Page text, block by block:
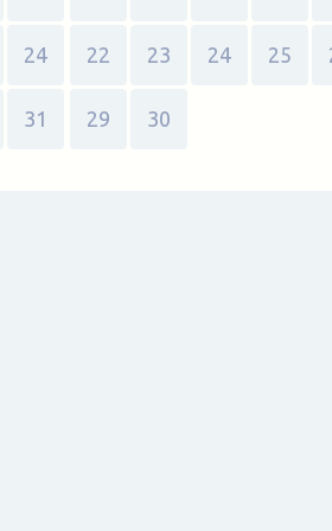
24
31
22 23 24 25
29 30